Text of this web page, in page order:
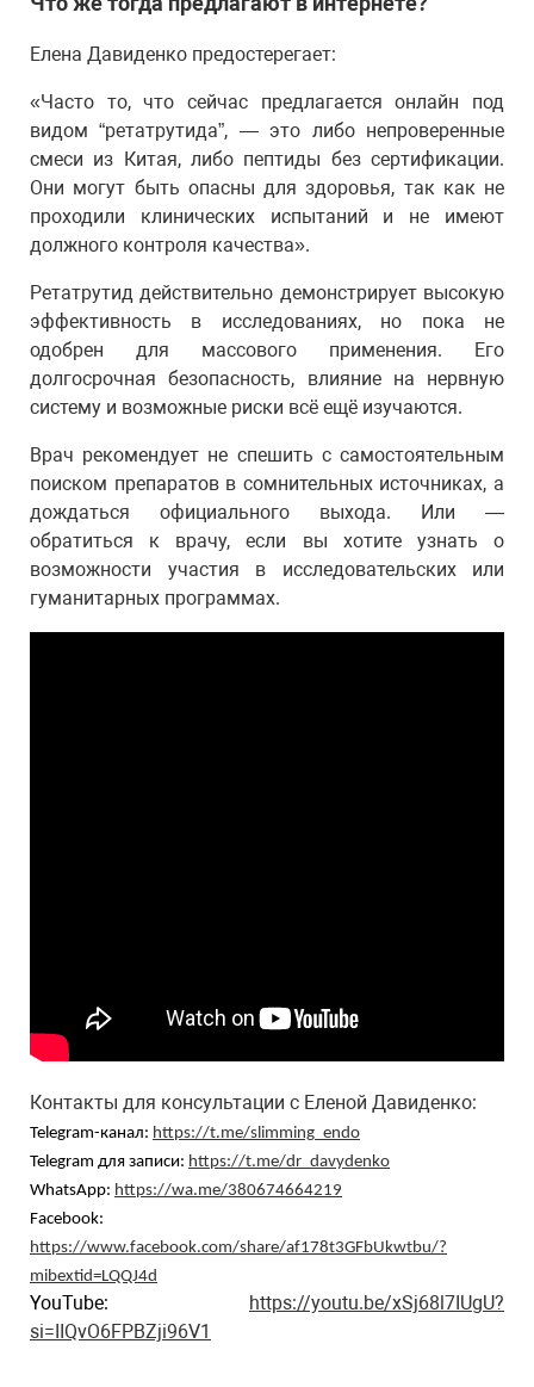
Елена Давиденко предостерегает:
«Часто то, что сейчас предлагается онлайн под
видом “ретатрутида”, — это либо непроверенные
смеси из Китая, либо пептиды без сертификации.
Они могут быть опасны для здоровья, так как не
проходили клинических испытаний и не имеют
должного контроля качества».
Ретатрутид действительно демонстрирует высокую
эффективность в исследованиях, но пока не
одобрен для массового применения. Его
долгосрочная безопасность, влияние на нервную
систему и возможные риски всё ещё изучаются.
Врач рекомендует не спешить с самостоятельным
поиском препаратов в сомнительных источниках, а
дождаться официального выхода. Или —
обратиться к врачу, если вы хотите узнать о
возможности участия в исследовательских или
гуманитарных программах.
Контакты для консультации с Еленой Давиденко:
Telegram-канал: https://t.me/slimming_endo
Telegram для записи: https://t.me/dr_davydenko
WhatsApp: https://wa.me/380674664219
Facebook:
https://www.facebook.com/share/af178t3GFbUkwtbu/?
mibextid=LQQJ4d
YouTube: https://youtu.be/xSj68l7IUgU?
si=IIQvO6FPBZji96V1